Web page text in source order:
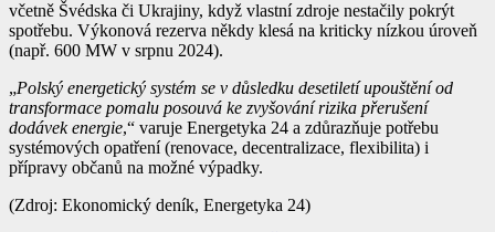
včetně Švédska či Ukrajiny, když vlastní zdroje nestačily pokrýt
spotřebu. Výkonová rezerva někdy klesá na kriticky nízkou úroveň
(např. 600 MW v srpnu 2024).
„Polský energetický systém se v důsledku desetiletí upouštění od
transformace pomalu posouvá ke zvyšování rizika přerušení
dodávek energie,“ varuje Energetyka 24 a zdůrazňuje potřebu
systémových opatření (renovace, decentralizace, flexibilita) i
přípravy občanů na možné výpadky.
(Zdroj: Ekonomický deník, Energetyka 24)